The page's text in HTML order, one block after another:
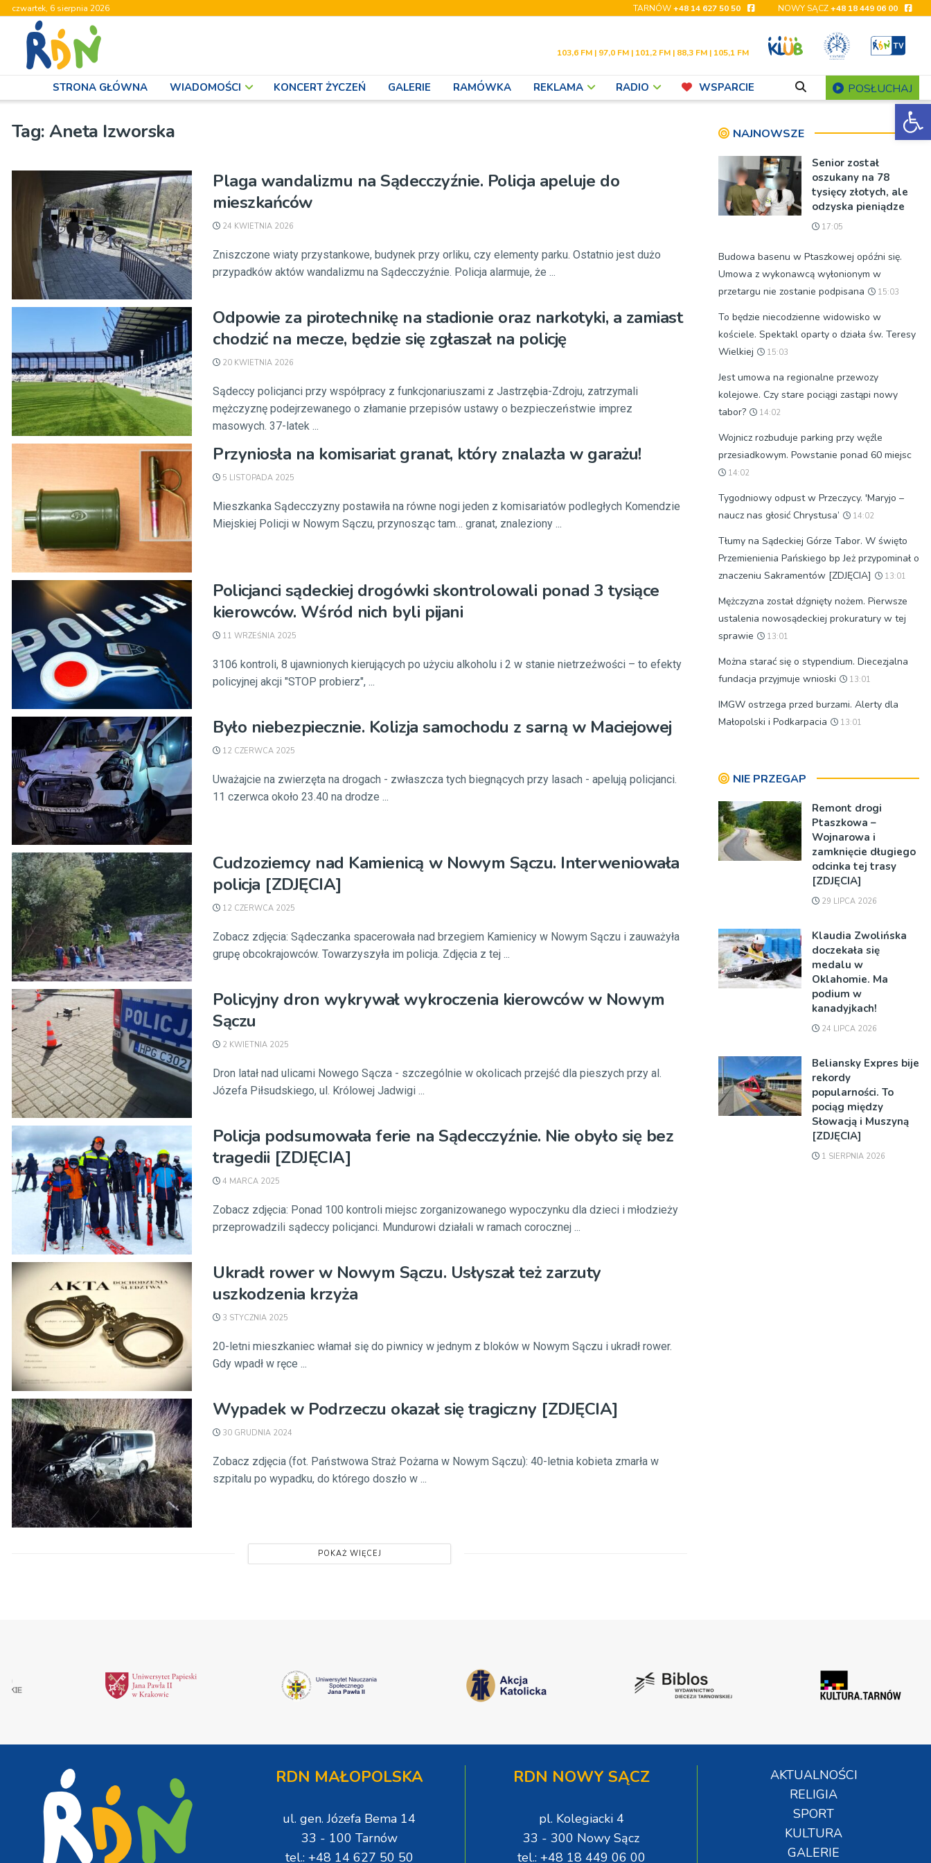
czwartek, 6 sierpnia 2026 TARNÓW+48 14 627 50 50 NOWY SĄCZ+48 18 449 06 00
103,6 FM | 97,0 FM | 101,2 FM | 88,3 FM | 105,1 FM
STRONA GŁÓWNA WIADOMOŚCI KONCERT ŻYCZEŃ GALERIE RAMÓWKA REKLAMA RADIO WSPARCIE POSŁUCHAJ
Tag:Aneta Izworska
Plaga wandalizmu na Sądecczyźnie. Policja apeluje do
mieszkańców
24 KWIETNIA 2026
Zniszczone wiaty przystankowe, budynek przy orliku, czy elementy parku. Ostatnio jest dużo
przypadków aktów wandalizmu na Sądecczyźnie. Policja alarmuje, że ...
Odpowie za pirotechnikę na stadionie oraz narkotyki, a zamiast
chodzić na mecze, będzie się zgłaszał na policję
20 KWIETNIA 2026
​Sądeccy policjanci przy współpracy z funkcjonariuszami z Jastrzębia-Zdroju, zatrzymali
mężczyznę podejrzewanego o złamanie przepisów ustawy o bezpieczeństwie imprez
masowych. 37-latek ...
Przyniosła na komisariat granat, który znalazła w garażu!
5 LISTOPADA 2025
Mieszkanka Sądecczyzny postawiła na równe nogi jeden z komisariatów podległych Komendzie
Miejskiej Policji w Nowym Sączu, przynosząc tam… granat, znaleziony ...
Policjanci sądeckiej drogówki skontrolowali ponad 3 tysiące
kierowców. Wśród nich byli pijani
11 WRZEŚNIA 2025
3106 kontroli, 8 ujawnionych kierujących po użyciu alkoholu i 2 w stanie nietrzeźwości – to efekty
policyjnej akcji "STOP probierz", ...
Było niebezpiecznie. Kolizja samochodu z sarną w Maciejowej
12 CZERWCA 2025
Uważajcie na zwierzęta na drogach - zwłaszcza tych biegnących przy lasach - apelują policjanci.
11 czerwca około 23.40 na drodze ...
Cudzoziemcy nad Kamienicą w Nowym Sączu. Interweniowała
policja [ZDJĘCIA]
12 CZERWCA 2025
Zobacz zdjęcia: Sądeczanka spacerowała nad brzegiem Kamienicy w Nowym Sączu i zauważyła
grupę obcokrajowców. Towarzyszyła im policja. Zdjęcia z tej ...
Policyjny dron wykrywał wykroczenia kierowców w Nowym
Sączu
2 KWIETNIA 2025
Dron latał nad ulicami Nowego Sącza - szczególnie w okolicach przejść dla pieszych przy al.
Józefa Piłsudskiego, ul. Królowej Jadwigi ...
Policja podsumowała ferie na Sądecczyźnie. Nie obyło się bez
tragedii [ZDJĘCIA]
4 MARCA 2025
Zobacz zdjęcia: Ponad 100 kontroli miejsc zorganizowanego wypoczynku dla dzieci i młodzieży
przeprowadzili sądeccy policjanci. Mundurowi działali w ramach corocznej ...
Ukradł rower w Nowym Sączu. Usłyszał też zarzuty
uszkodzenia krzyża
3 STYCZNIA 2025
20-letni mieszkaniec włamał się do piwnicy w jednym z bloków w Nowym Sączu i ukradł rower.
Gdy wpadł w ręce ...
Wypadek w Podrzeczu okazał się tragiczny [ZDJĘCIA]
30 GRUDNIA 2024
Zobacz zdjęcia (fot. Państwowa Straż Pożarna w Nowym Sączu): 40-letnia kobieta zmarła w
szpitalu po wypadku, do którego doszło w ...
POKAŻ WIĘCEJ
NAJNOWSZE
Senior został
oszukany na 78
tysięcy złotych, ale
odzyska pieniądze
17:05
Budowa basenu w Ptaszkowej opóźni się.
Umowa z wykonawcą wyłonionym w
przetargu nie zostanie podpisana
15:03
To będzie niecodzienne widowisko w
kościele. Spektakl oparty o działa św. Teresy
Wielkiej
15:03
Jest umowa na regionalne przewozy
kolejowe. Czy stare pociągi zastąpi nowy
tabor?
14:02
Wojnicz rozbuduje parking przy węźle
przesiadkowym. Powstanie ponad 60 miejsc
14:02
Tygodniowy odpust w Przeczycy. 'Maryjo –
naucz nas głosić Chrystusa’
14:02
Tłumy na Sądeckiej Górze Tabor. W święto
Przemienienia Pańskiego bp Jeż przypominał o
znaczeniu Sakramentów [ZDJĘCIA]
13:01
Mężczyzna został dźgnięty nożem. Pierwsze
ustalenia nowosądeckiej prokuratury w tej
sprawie
13:01
Można starać się o stypendium. Diecezjalna
fundacja przyjmuje wnioski
13:01
IMGW ostrzega przed burzami. Alerty dla
Małopolski i Podkarpacia
13:01
NIE PRZEGAP
Remont drogi
Ptaszkowa –
Wojnarowa i
zamknięcie długiego
odcinka tej trasy
[ZDJĘCIA]
29 LIPCA 2026
Klaudia Zwolińska
doczekała się
medalu w
Oklahomie. Ma
podium w
kanadyjkach!
24 LIPCA 2026
Beliansky Expres bije
rekordy
popularności. To
pociąg między
Słowacją i Muszyną
[ZDJĘCIA]
1 SIERPNIA 2026
RDN MAŁOPOLSKA
ul. gen. Józefa Bema 14
33 - 100 Tarnów
tel.: +48 14 627 50 50
RDN NOWY SĄCZ
pl. Kolegiacki 4
33 - 300 Nowy Sącz
tel.: +48 18 449 06 00
AKTUALNOŚCI
RELIGIA
SPORT
KULTURA
GALERIE